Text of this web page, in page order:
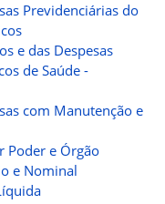
Previdenciárias do
e das Despesas
de Saúde -
com Manutenção e
Poder e Órgão
e Nominal